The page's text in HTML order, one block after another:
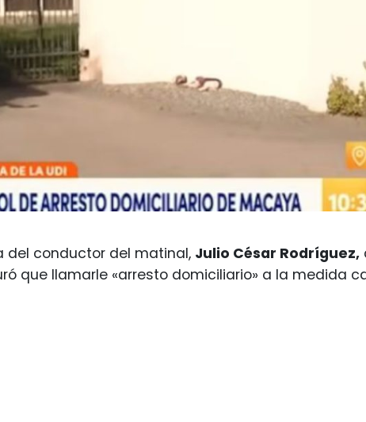
del conductor del matinal, Julio César Rodríguez,
que llamarle «arresto domiciliario» a la medida